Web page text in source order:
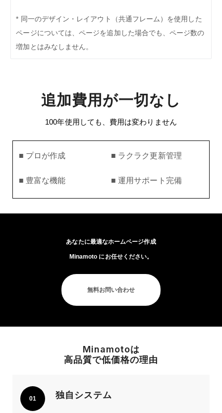
* 同一のデザイン・レイアウト（共通フレーム）を使用した
ページについては、ページを追加した場合でも、ページ数の
増加とはみなしません。
追加費用が一切なし
100年使用しても、費用は変わりません
■ プロが作成 ■ ラクラク更新管理
■ 豊富な機能 ■ 運用サポート完備
あなたに最適なホームページ作成
Minamoto にお任せください。
無料お問い合わせ
Minamotoは
高品質で低価格の理由
01 独自システム